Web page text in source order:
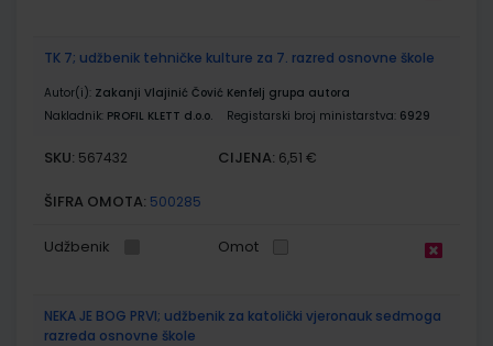
TK 7; udžbenik tehničke kulture za 7. razred osnovne škole
Autor(i): Zakanji Vlajinić Čović Kenfelj grupa autora
Nakladnik: PROFIL KLETT d.o.o. Registarski broj ministarstva: 6929
SKU: 567432 CIJENA: 6,51 €
ŠIFRA OMOTA: 500285
Udžbenik Omot
NEKA JE BOG PRVI; udžbenik za katolički vjeronauk sedmoga
razreda osnovne škole